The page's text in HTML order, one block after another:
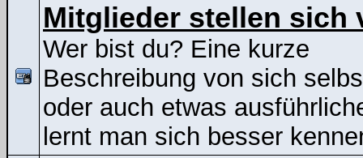
Mitglieder stellen sich
Wer bist du? Eine kurze
Beschreibung von sich
oder auch etwas
lernt man sich besser